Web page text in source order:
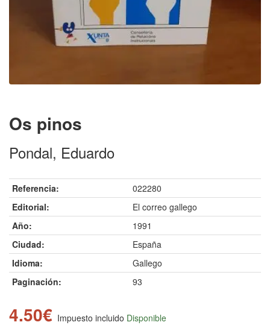
Os pinos
Pondal, Eduardo
Referencia:
022280
Editorial:
El correo gallego
Año:
1991
Ciudad:
España
Idioma:
Gallego
Paginación:
93
4.50€ Impuesto incluido Disponible